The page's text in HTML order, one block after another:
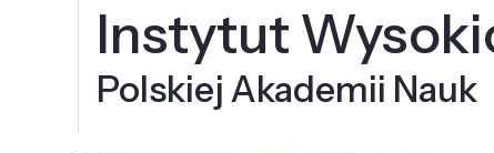
Instytut
Polskiej Akademii Nauk